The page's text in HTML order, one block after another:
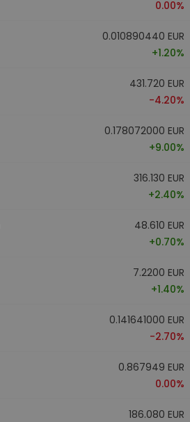
0.00%
0.010890440 EUR
+1.20%
431.720 EUR
-4.20%
0.178072000 EUR
+9.00%
316.130 EUR
+2.40%
48.610 EUR
+0.70%
7.2200 EUR
+1.40%
0.141641000 EUR
-2.70%
0.867949 EUR
0.00%
186.080 EUR